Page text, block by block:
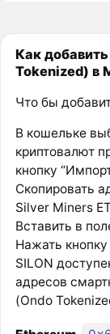
Как
Tokenized) в
Что бы
В кошельке
криптовалют
кнопку
Скопировать
Silver Miners
Вставить в
Нажать кнопку
SILON
адресов
(Ondo